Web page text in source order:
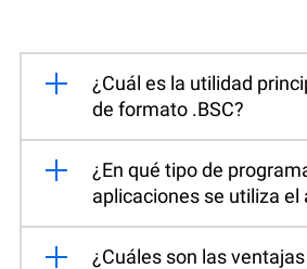
¿Cuál es la utilidad
de formato .BSC?
¿En qué tipo de
aplicaciones se utiliza el
¿Cuáles son las